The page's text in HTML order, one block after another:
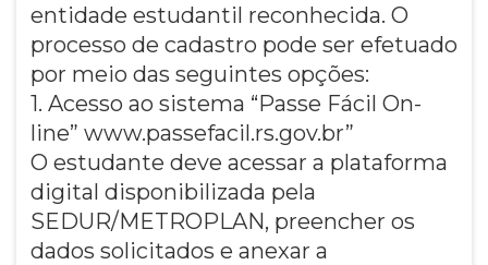
entidade estudantil reconhecida. O
processo de cadastro pode ser efetuado
por meio das seguintes opções:
1. Acesso ao sistema “Passe Fácil On-
line” www.passefacil.rs.gov.br”
O estudante deve acessar a plataforma
digital disponibilizada pela
SEDUR/METROPLAN, preencher os
dados solicitados e anexar a